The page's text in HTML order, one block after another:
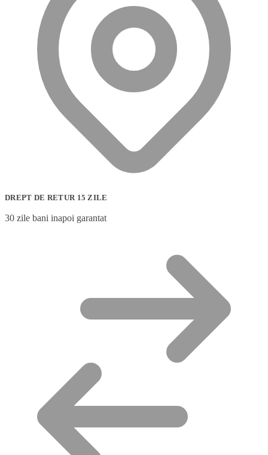
DREPT DE RETUR 15 ZILE
30 zile bani inapoi garantat